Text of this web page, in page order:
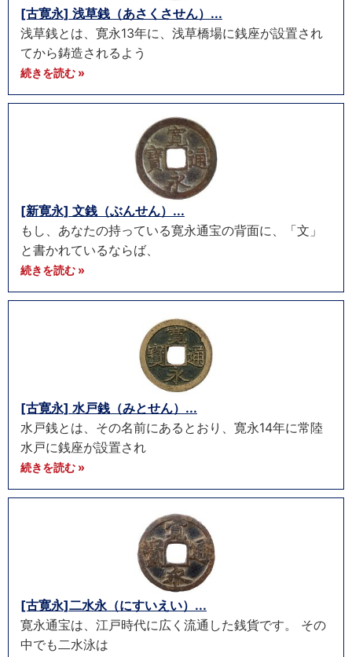
[古寛永] 浅草銭（あさくさせん）...
浅草銭とは、寛永13年に、浅草橋場に銭座が設置され
てから鋳造されるよう
続きを読む »
[新寛永] 文銭（ぶんせん）...
もし、あなたの持っている寛永通宝の背面に、「文」
と書かれているならば、
続きを読む »
[古寛永] 水戸銭（みとせん）...
水戸銭とは、その名前にあるとおり、寛永14年に常陸
水戸に銭座が設置され
続きを読む »
[古寛永]二水永（にすいえい）...
寛永通宝は、江戸時代に広く流通した銭貨です。 その
中でも二水泳は